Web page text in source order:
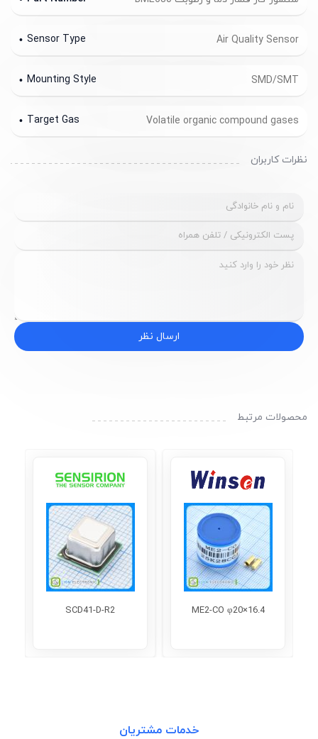
Air Quality Sensor
Sensor Type
SMD/SMT
Mounting Style
Volatile organic compound gases
Target Gas
نظرات کاربران
ارسال نظر
محصولات مرتبط
ME2-CO φ20×16.4
SCD41-D-R2
خدمات مشتریان